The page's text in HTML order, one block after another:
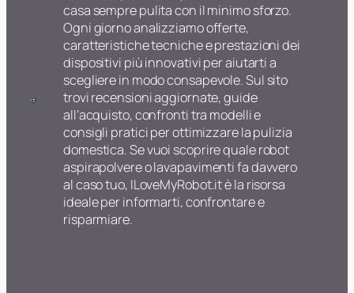
casa sempre pulita con il minimo sforzo.
Ogni giorno analizziamo offerte,
caratteristiche tecniche e prestazioni dei
dispositivi più innovativi per aiutarti a
scegliere in modo consapevole. Sul sito
trovi recensioni aggiornate, guide
all’acquisto, confronti tra modelli e
consigli pratici per ottimizzare la pulizia
domestica. Se vuoi scoprire quale robot
aspirapolvere o lavapavimenti fa davvero
al caso tuo, ILoveMyRobot.it è la risorsa
ideale per informarti, confrontare e
risparmiare.